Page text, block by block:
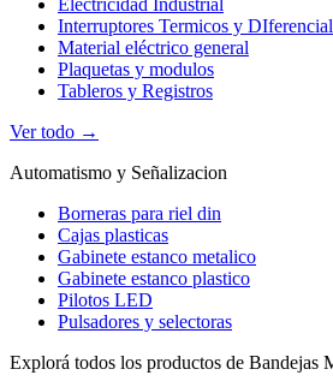
Electricidad Industrial
Interruptores Termicos y
Material eléctrico general
Plaquetas y modulos
Tableros y Registros
Ver todo →
Automatismo y Señalizacion
Borneras para riel din
Cajas plasticas
Gabinete estanco metalico
Gabinete estanco plastico
Pilotos LED
Pulsadores y selectoras
Explorá todos los productos de Bandejas